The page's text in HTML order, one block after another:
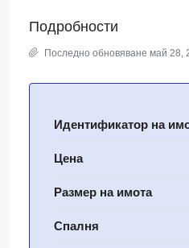
Подробности
Последно обновяване май 28,
Идентификатор на
Цена
Размер на имота
Спалня